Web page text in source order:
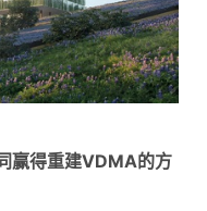
得重建VDMA的方